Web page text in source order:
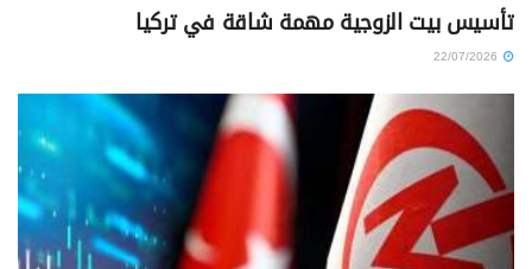
تأسيس بيت الزوجية مهمة شاقة في تركيا